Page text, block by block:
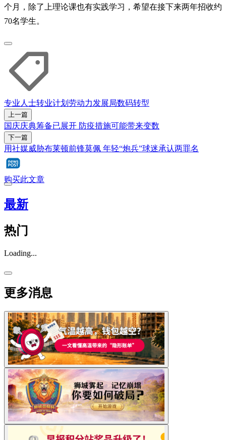
个月，除了上理论课也有实践学习，希望在接下来两年招收约
70名学生。
专业人士转业计划 劳动力发展局数码转型
上一篇
国庆庆典筹备已展开 防疫措施可能带来变数
下一篇
用社媒威胁布莱顿前锋莫佩 年轻“炮兵”球迷承认两罪名
购买此文章
最新
热门
Loading...
更多消息